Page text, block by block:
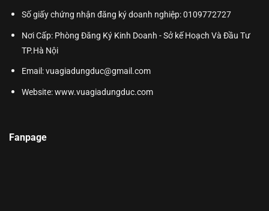
Số giấy chứng nhận đăng ký doanh nghiệp: 0109772727
Nơi Cấp: Phòng Đăng Ký Kinh Doanh - Sở kế Hoạch Và Đầu Tư
TP.Hà Nội
Email: vuagiadungduc@gmail.com
Website:www.vuagiadungduc.com
Fanpage